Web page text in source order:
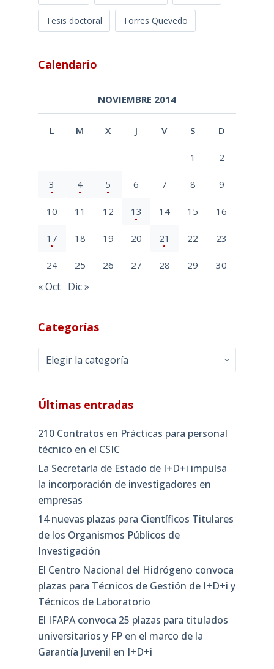
Tesis doctoral Torres Quevedo
Calendario
NOVIEMBRE 2014
L M X J V S D
1 2
3 4 5 6 7 8 9
10 11 12 13 14 15 16
17 18 19 20 21 22 23
24 25 26 27 28 29 30
« Oct Dic »
Categorías
Categorías
Últimas entradas
210 Contratos en Prácticas para personal
técnico en el CSIC
La Secretaría de Estado de I+D+i impulsa
la incorporación de investigadores en
empresas
14 nuevas plazas para Científicos Titulares
de los Organismos Públicos de
Investigación
El Centro Nacional del Hidrógeno convoca
plazas para Técnicos de Gestión de I+D+i y
Técnicos de Laboratorio
El IFAPA convoca 25 plazas para titulados
universitarios y FP en el marco de la
Garantía Juvenil en I+D+i